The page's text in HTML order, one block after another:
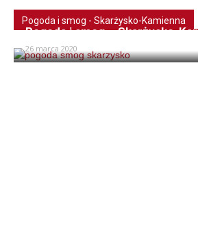
Pogoda i smog - Skarżysko-Kamienna
Pogoda i smog – Skarżysko-
26 marca 2020